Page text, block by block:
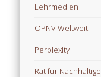
Lehrmedien
ÖPNV Weltweit
Perplexity
Rat für Nachhaltige